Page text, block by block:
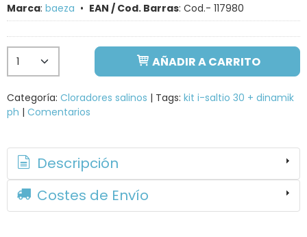
Marca: baeza • EAN / Cod. Barras: Cod.- 117980
AÑADIR A CARRITO
Categoría: Cloradores salinos | Tags: kit i-saltio 30 + dinamik
ph | Comentarios
Descripción
Costes de Envío